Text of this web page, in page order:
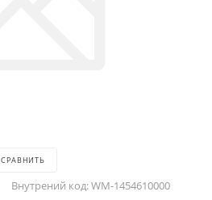
СРАВНИТЬ
Внутрений код:WM-1454610000